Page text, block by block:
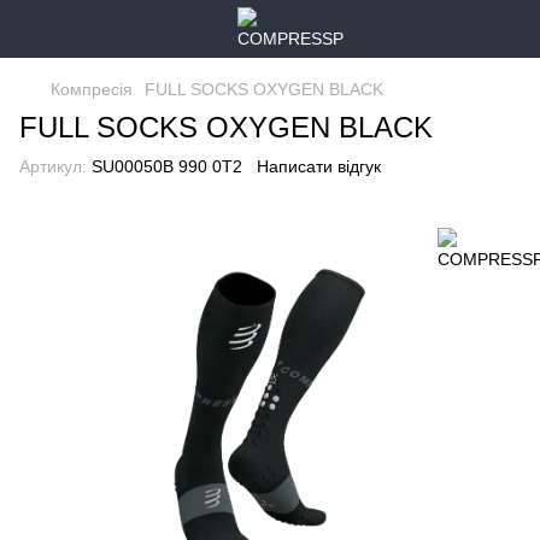
Компресія FULL SOCKS OXYGEN BLACK
FULL SOCKS OXYGEN BLACK
Артикул: SU00050B 990 0T2 Написати відгук